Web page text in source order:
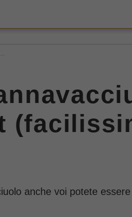
anche voi potete